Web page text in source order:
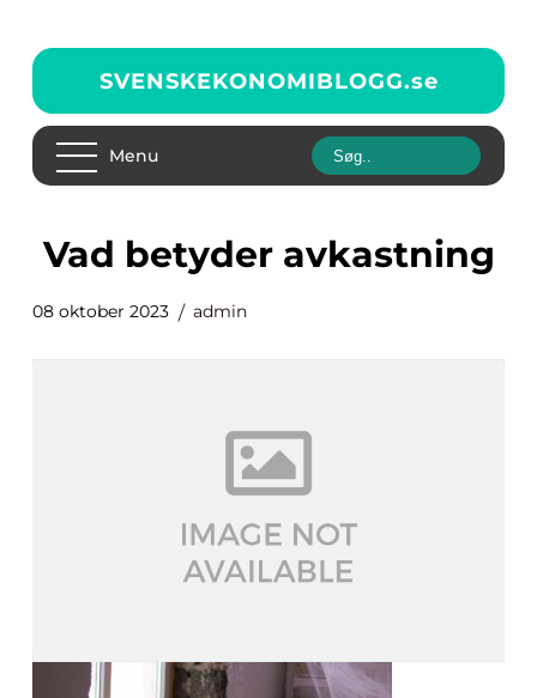
SVENSKEKONOMIBLOGG.se
Menu
vad betyder avkastning
08 oktober 2023 admin